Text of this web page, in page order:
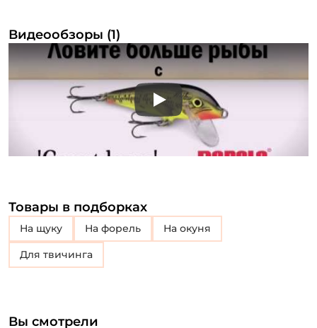
Видеообзоры (1)
Play
Товары в подборках
на щуку на форель на окуня
для твичинга
Вы смотрели